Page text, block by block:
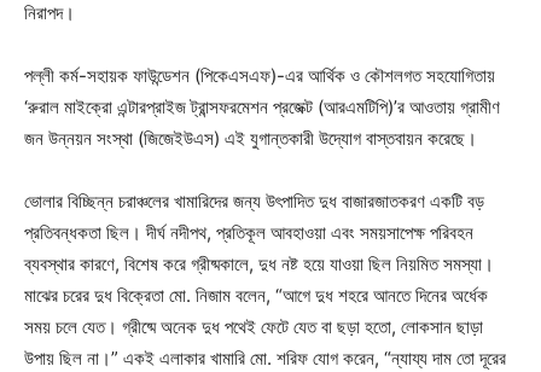
নিরাপদ।
পল্লী কর্ম-সহায়ক ফাউন্ডেশন (পিকেএসএফ)-এর আর্থিক ও কৌশলগত সহযোগিতায়
‘রুরাল মাইক্রো এন্টারপ্রাইজ ট্রান্সফরমেশন প্রজেক্ট (আরএমটিপি)’র আওতায় গ্রামীণ
জন উন্নয়ন সংস্থা (জিজেইউএস) এই যুগান্তকারী উদ্যোগ বাস্তবায়ন করেছে।
ভোলার বিচ্ছিন্ন চরাঞ্চলের খামারিদের জন্য উৎপাদিত দুধ বাজারজাতকরণ একটি বড়
প্রতিবন্ধকতা ছিল। দীর্ঘ নদীপথ, প্রতিকূল আবহাওয়া এবং সময়সাপেক্ষ পরিবহন
ব্যবস্থার কারণে, বিশেষ করে গ্রীষ্মকালে, দুধ নষ্ট হয়ে যাওয়া ছিল নিয়মিত সমস্যা।
মাঝের চরের দুধ বিক্রেতা মো. নিজাম বলেন, “আগে দুধ শহরে আনতে দিনের অর্ধেক
সময় চলে যেত। গ্রীষ্মে অনেক দুধ পথেই ফেটে যেত বা ছড়া হতো, লোকসান ছাড়া
উপায় ছিল না।” একই এলাকার খামারি মো. শরিফ যোগ করেন, “ন্যায্য দাম তো দূরের